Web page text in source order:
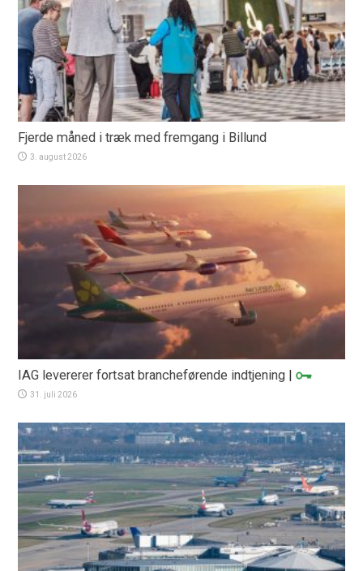
Fjerde måned i træk med fremgang i Billund
3. august 2026
IAG levererer fortsat brancheførende indtjening |
31. juli 2026